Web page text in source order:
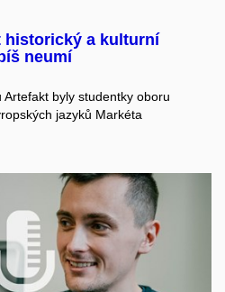
historický a kulturní
neumí
byly studentky oboru
jazyků Markéta